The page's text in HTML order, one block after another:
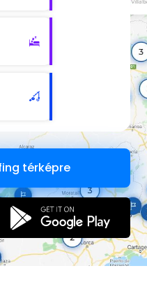
térképre